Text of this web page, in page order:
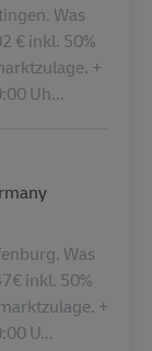
Was
€ inkl. 50%
+
Uh...
Was
inkl. 50%
+
U...